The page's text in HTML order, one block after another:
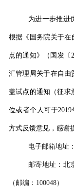
为进一步推进
根据《国务院关于在
点的通知》（国发〔
汇管理局关于在自由
盖试点的通知（征求
位或者个人可于2019
方式反馈意见，感谢
电子邮箱地址：
邮寄地址：北
（邮编： 100048）